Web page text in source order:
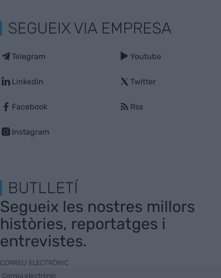
SEGUEIX VIA EMPRESA
Telegram
Linkedin
Facebook
Instagram
Youtube
Twitter
Rss
BUTLLETÍ
Segueix les nostres millors
històries, reportatges i
entrevistes.
CORREU ELECTRÒNIC